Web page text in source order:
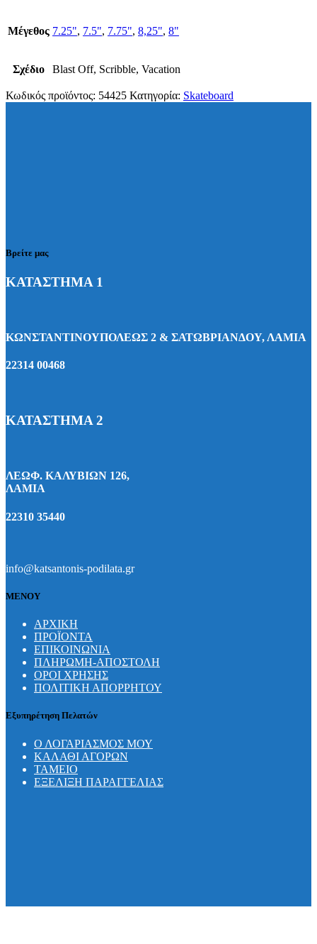
Μέγεθος 7.25", 7.5", 7.75", 8,25", 8"
Σχέδιο Blast Off, Scribble, Vacation
Κωδικός προϊόντος: 54425 Κατηγορία: Skateboard
Βρείτε μας
ΚΑΤΑΣΤΗΜΑ 1
ΚΩΝΣΤΑΝΤΙΝΟΥΠΟΛΕΩΣ 2 & ΣΑΤΩΒΡΙΑΝΔΟΥ, ΛΑΜΙΑ
22314 00468
ΚΑΤΑΣΤΗΜΑ 2
ΛΕΩΦ. ΚΑΛΥΒΙΩΝ 126,
ΛΑΜΙΑ
22310 35440
info@katsantonis-podilata.gr
ΜΕΝΟΥ
ΑΡΧΙΚΗ
ΠΡΟΪΟΝΤΑ
ΕΠΙΚΟΙΝΩΝΙΑ
ΠΛΗΡΩΜΗ-ΑΠΟΣΤΟΛΗ
ΟΡΟΙ ΧΡΗΣΗΣ
ΠΟΛΙΤΙΚΗ ΑΠΟΡΡΗΤΟΥ
Εξυπηρέτηση Πελατών
Ο ΛΟΓΑΡΙΑΣΜΟΣ ΜΟΥ
ΚΑΛΑΘΙ ΑΓΟΡΩΝ
ΤΑΜΕΙΟ
ΕΞΕΛΙΞΗ ΠΑΡΑΓΓΕΛΙΑΣ